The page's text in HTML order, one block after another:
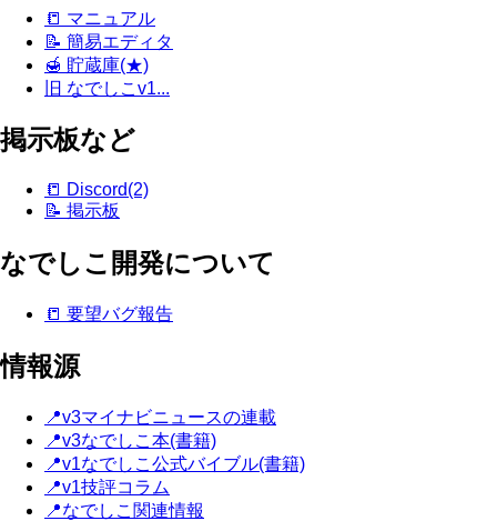
📒 マニュアル
📝 簡易エディタ
🍯 貯蔵庫(★)
旧 なでしこv1...
掲示板など
📒 Discord(2)
📝 掲示板
なでしこ開発について
📒 要望バグ報告
情報源
📍v3マイナビニュースの連載
📍v3なでしこ本(書籍)
📍v1なでしこ公式バイブル(書籍)
📍v1技評コラム
📍なでしこ関連情報